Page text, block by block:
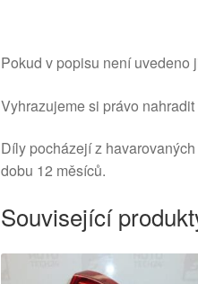
Pokud v popisu není uvedeno
Vyhrazujeme si právo
Díly pocházejí z
dobu 12 měsíců.
Související